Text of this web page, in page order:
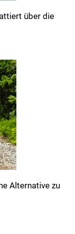
über die
Alternative zu